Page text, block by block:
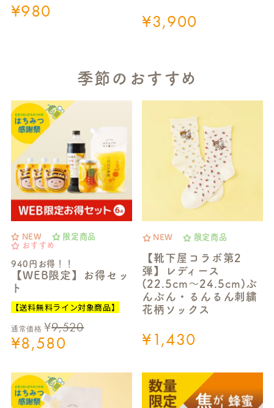
¥980 ¥3,900
季節のおすすめ
NEW
限定商品
おすすめ
940円お得！！
【WEB限定】お得セッ
ト
【送料無料ライン対象商品】
通常価格 ¥9,520
¥8,580
NEW 限定商品
【靴下屋コラボ第2
弾】レディース
(22.5cm～24.5cm)ぶ
んぶん・るんるん刺繍
花柄ソックス
¥1,430